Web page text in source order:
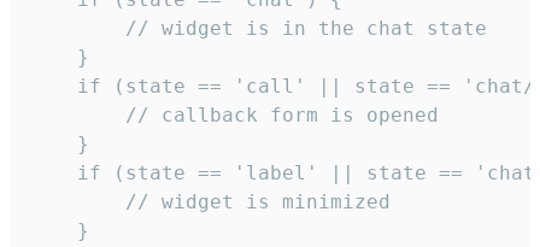
        // widget is in the chat state
    }
if (state == 'call' || state ==
        // callback form is opened
    }
if (state == 'label' || state ==
        // widget is minimized
    }